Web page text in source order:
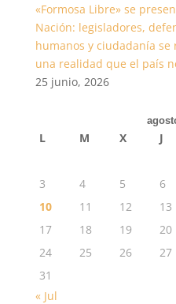
«Formosa Libre» se
Nación: legisladores,
humanos y ciudadanía
una realidad que el país
25 junio, 2026
L M X J
3
4 5 6
10
11 12 13
17
18 19 20
24
25 26 27
31
« Jul